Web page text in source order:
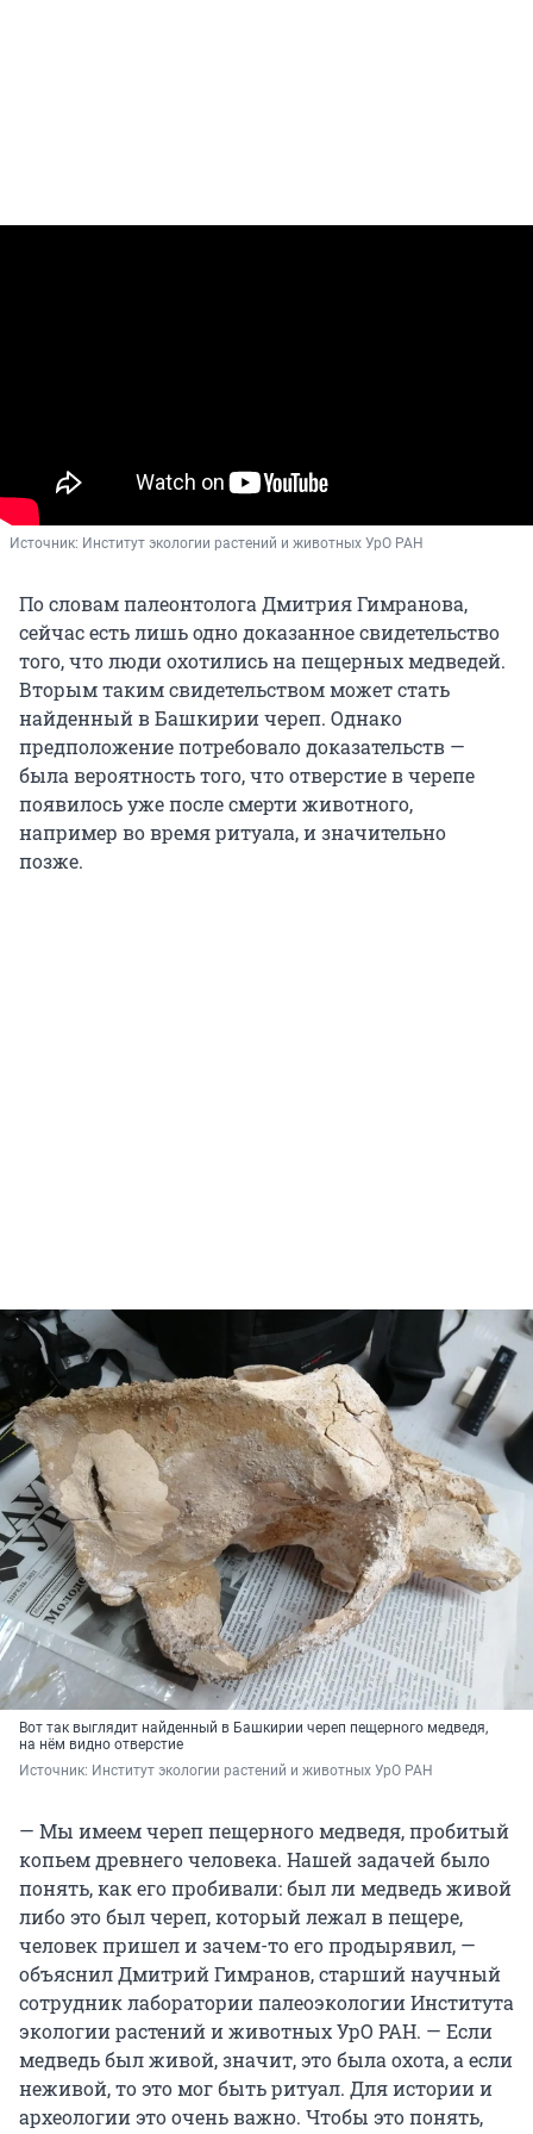
Источник: Институт экологии растений и животных УрО РАН
По словам палеонтолога Дмитрия Гимранова,
сейчас есть лишь одно доказанное свидетельство
того, что люди охотились на пещерных медведей.
Вторым таким свидетельством может стать
найденный в Башкирии череп. Однако
предположение потребовало доказательств —
была вероятность того, что отверстие в черепе
появилось уже после смерти животного,
например во время ритуала, и значительно
позже.
Вот так выглядит найденный в Башкирии череп пещерного медведя,
на нём видно отверстие
Источник: Институт экологии растений и животных УрО РАН
— Мы имеем череп пещерного медведя, пробитый
копьем древнего человека. Нашей задачей было
понять, как его пробивали: был ли медведь живой
либо это был череп, который лежал в пещере,
человек пришел и зачем-то его продырявил, —
объяснил Дмитрий Гимранов, старший научный
сотрудник лаборатории палеоэкологии Института
экологии растений и животных УрО РАН. — Если
медведь был живой, значит, это была охота, а если
неживой, то это мог быть ритуал. Для истории и
археологии это очень важно. Чтобы это понять,